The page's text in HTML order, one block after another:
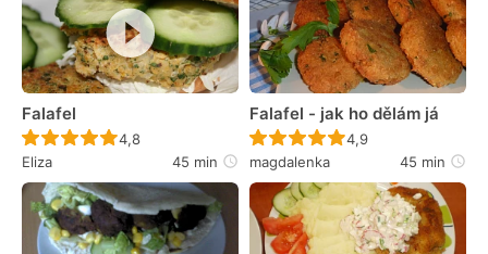
Falafel
Recept ještě nebyl hodnocen
4,8
Eliza
45 min
Falafel - jak ho dělám já
Recept ještě nebyl
4,9
magdalenka
45 min